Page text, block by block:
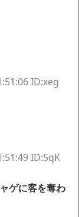
ID:xeg
ID:5qK
ゲに客を奪わ